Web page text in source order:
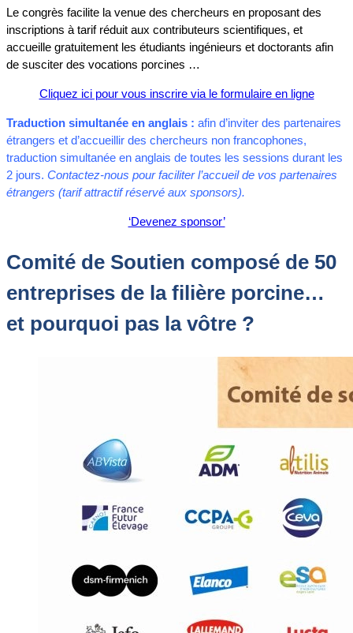
Le congrès facilite la venue des chercheurs en proposant des
inscriptions à tarif réduit aux contributeurs scientifiques, et
accueille gratuitement les étudiants ingénieurs et doctorants afin
de susciter des vocations porcines …
Cliquez ici pour vous inscrire via le formulaire en ligne
Traduction simultanée en anglais : afin d’inviter des partenaires
étrangers et d’accueillir des chercheurs non francophones,
traduction simultanée en anglais de toutes les sessions durant les
2 jours. Contactez-nous pour faciliter l’accueil de vos partenaires
étrangers (tarif attractif réservé aux sponsors).
‘Devenez sponsor’
Comité de Soutien composé de 50
entreprises de la filière porcine…
et pourquoi pas la vôtre ?